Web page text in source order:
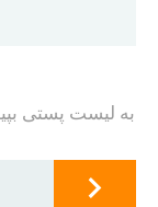
به لیست پستی